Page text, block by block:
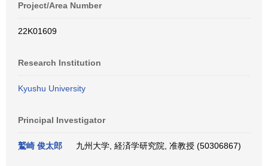
Project/Area Number
22K01609
Research Institution
Kyushu University
Principal Investigator
鷲崎 俊太郎 九州大学, 経済学研究院, 准教授 (50306867)